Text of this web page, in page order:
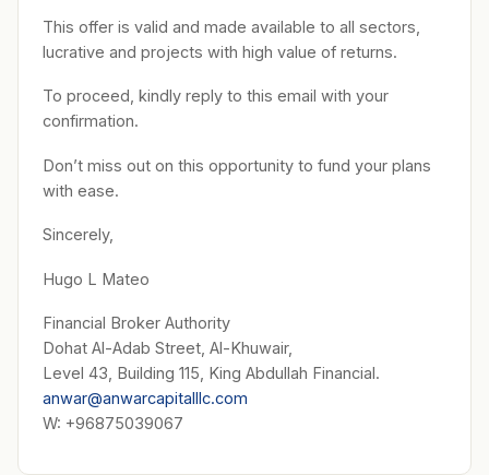
This offer is valid and made available to all sectors,
lucrative and projects with high value of returns.
To proceed, kindly reply to this email with your
confirmation.
Don’t miss out on this opportunity to fund your plans
with ease.
Sincerely,
Hugo L Mateo
Financial Broker Authority
Dohat Al-Adab Street, Al-Khuwair,
Level 43, Building 115, King Abdullah Financial.
anwar@anwarcapitalllc.com
W: +96875039067